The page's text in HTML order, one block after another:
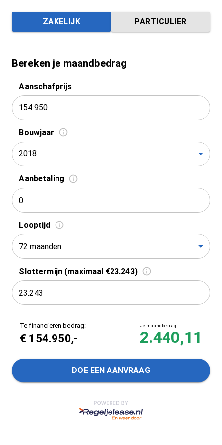
ZAKELIJK PARTICULIER
Bereken je maandbedrag
Aanschafprijs
Bouwjaar
2018
Aanbetaling
Looptijd
72 maanden
Slottermijn (maximaal €23.243)
Te financieren bedrag:
€ 154.950,-
Je maandbedrag
2.440,11
DOE EEN AANVRAAG